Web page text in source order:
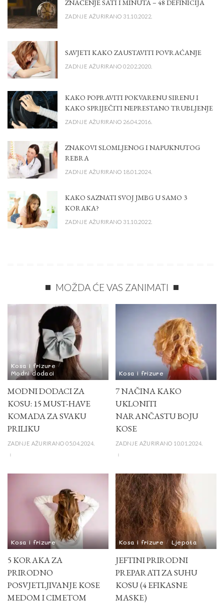
ZNAČENJE SATI I MINUTA – 48 DEFINICIJA
ZADNJE AŽURIRANO 31.10.2022.
SAVJETI KAKO ZAUSTAVITI POVRAĆANJE
ZADNJE AŽURIRANO 02.02.2020.
KAKO POPRAVITI POKVARENU SIRENU I
KAKO SPRIJEČITI NEPRESTANO TRUBLJENJE
ZADNJE AŽURIRANO 26.04.2016.
ZNAKOVI SLOMLJENOG I NAPUKNUTOG
REBRA
ZADNJE AŽURIRANO 18.01.2024.
KAKO SAZNATI SVOJ JMBG U SAMO 3
KORAKA?
ZADNJE AŽURIRANO 31.10.2022.
MOŽDA ĆE VAS ZANIMATI
Kosa i frizure
Modni dodaci
MODNI DODACI ZA
KOSU: 15 MUST-HAVE
KOMADA ZA SVAKU
PRILIKU
ZADNJE AŽURIRANO 05.04.2024.
Kosa i frizure
7 NAČINA KAKO
UKLONITI
NARANČASTU BOJU
KOSE
ZADNJE AŽURIRANO 10.01.2024.
Kosa i frizure
5 KORAKA ZA
PRIRODNO
POSVJETLJIVANJE KOSE
MEDOM I CIMETOM
Kosa i frizure Ljepota
JEFTINI PRIRODNI
PREPARATI ZA SUHU
KOSU (4 EFIKASNE
MASKE)